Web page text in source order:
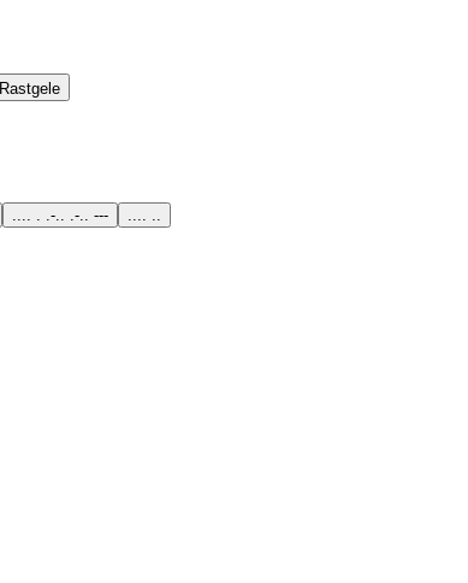
Rastgele
.... . .-.. .-.. --- .... ..